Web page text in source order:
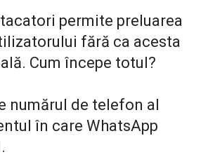
permite preluarea
fără ca acesta
Cum începe totul?
numărul de telefon al
în care WhatsApp